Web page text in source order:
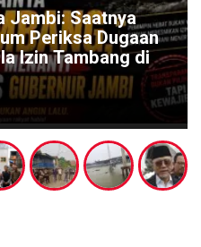
Jambi: Saatnya
Periksa Dugaan
Izin Tambang di